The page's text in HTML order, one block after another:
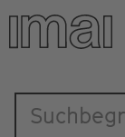
Direkt
zum
Inhalt
Katalog